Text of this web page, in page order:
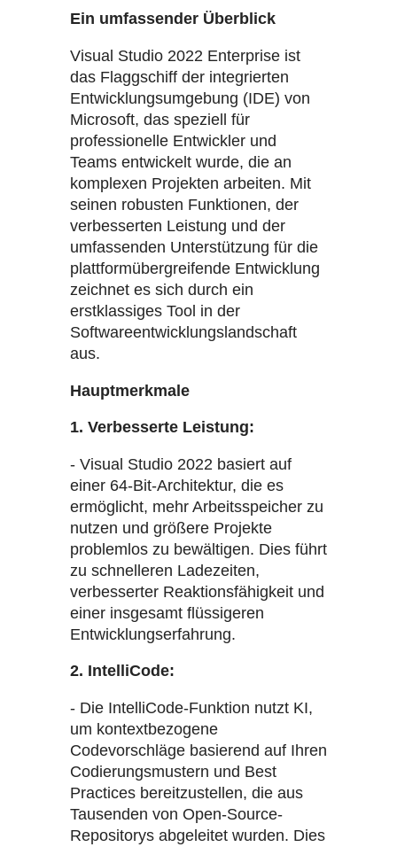
Ein umfassender Überblick
Visual Studio 2022 Enterprise ist
das Flaggschiff der integrierten
Entwicklungsumgebung (IDE) von
Microsoft, das speziell für
professionelle Entwickler und
Teams entwickelt wurde, die an
komplexen Projekten arbeiten. Mit
seinen robusten Funktionen, der
verbesserten Leistung und der
umfassenden Unterstützung für die
plattformübergreifende Entwicklung
zeichnet es sich durch ein
erstklassiges Tool in der
Softwareentwicklungslandschaft
aus.
Hauptmerkmale
1. Verbesserte Leistung:
- Visual Studio 2022 basiert auf
einer 64-Bit-Architektur, die es
ermöglicht, mehr Arbeitsspeicher zu
nutzen und größere Projekte
problemlos zu bewältigen. Dies führt
zu schnelleren Ladezeiten,
verbesserter Reaktionsfähigkeit und
einer insgesamt flüssigeren
Entwicklungserfahrung.
2. IntelliCode:
- Die IntelliCode-Funktion nutzt KI,
um kontextbezogene
Codevorschläge basierend auf Ihren
Codierungsmustern und Best
Practices bereitzustellen, die aus
Tausenden von Open-Source-
Repositorys abgeleitet wurden. Dies